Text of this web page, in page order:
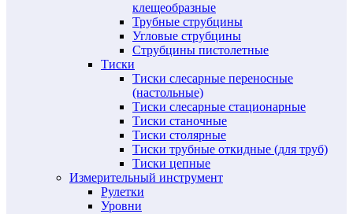
клещеобразные
Трубные струбцины
Угловые струбцины
Струбцины пистолетные
Тиски
Тиски слесарные переносные
(настольные)
Тиски слесарные стационарные
Тиски станочные
Тиски столярные
Тиски трубные откидные (для труб)
Тиски цепные
Измерительный инструмент
Рулетки
Уровни